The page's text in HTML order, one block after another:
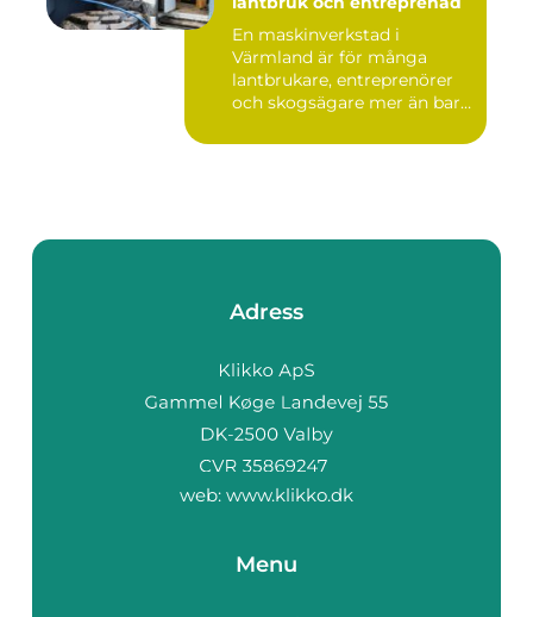
En maskinverkstad i
Värmland är för många
lantbrukare, entreprenörer
och skogsägare mer än bara
Adress
web: www.klikko.dk
Menu